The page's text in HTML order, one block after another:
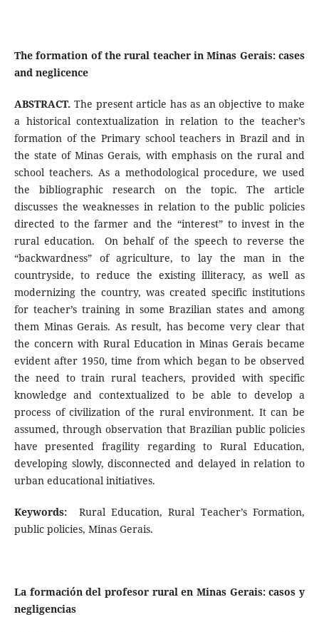
The formation of the rural teacher in Minas Gerais: cases
and neglicence
ABSTRACT. The present article has as an objective to make
a historical contextualization in relation to the teacher’s
formation of the Primary school teachers in Brazil and in
the state of Minas Gerais, with emphasis on the rural and
school teachers. As a methodological procedure, we used
the bibliographic research on the topic. The article
discusses the weaknesses in relation to the public policies
directed to the farmer and the “interest” to invest in the
rural education. On behalf of the speech to reverse the
“backwardness” of agriculture, to lay the man in the
countryside, to reduce the existing illiteracy, as well as
modernizing the country, was created specific institutions
for teacher’s training in some Brazilian states and among
them Minas Gerais. As result, has become very clear that
the concern with Rural Education in Minas Gerais became
evident after 1950, time from which began to be observed
the need to train rural teachers, provided with specific
knowledge and contextualized to be able to develop a
process of civilization of the rural environment. It can be
assumed, through observation that Brazilian public policies
have presented fragility regarding to Rural Education,
developing slowly, disconnected and delayed in relation to
urban educational initiatives.
Keywords:
Rural Education, Rural Teacher’s Formation,
public policies, Minas Gerais.
La formación del profesor rural en Minas Gerais: casos y
negligencias